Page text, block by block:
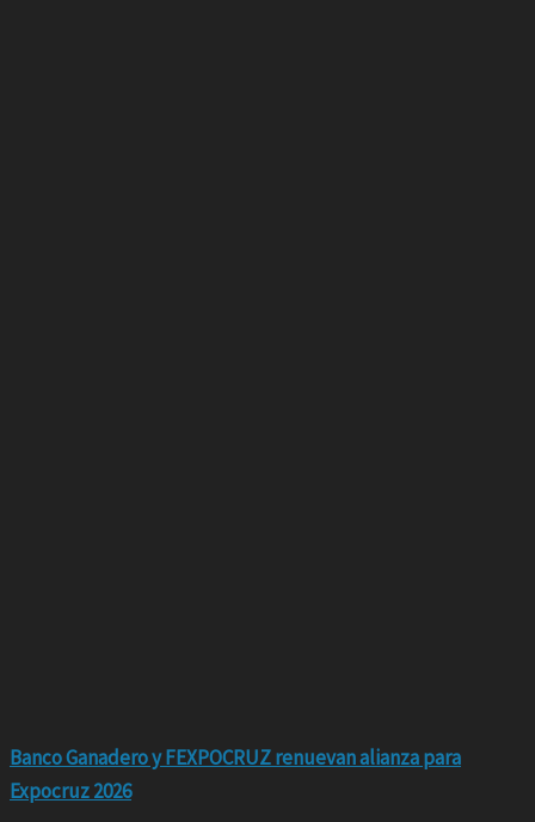
Banco Ganadero y FEXPOCRUZ renuevan alianza para
Expocruz 2026